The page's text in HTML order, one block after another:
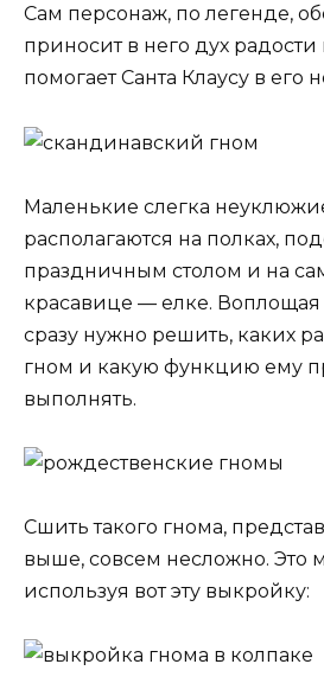
Сам персонаж, по легенде,
приносит в него дух радости
помогает Санта Клаусу в его
Маленькие слегка
располагаются на полках,
праздничным столом и на
красавице — елке.
сразу нужно решить, каких
гном и какую функцию ему
выполнять.
Сшить такого гнома,
выше, совсем несложно. Это
используя вот эту выкройку: